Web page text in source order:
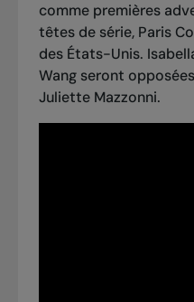
comme premières
têtes de série, Paris
des États-Unis.
Wang seront
Juliette Mazzonni.